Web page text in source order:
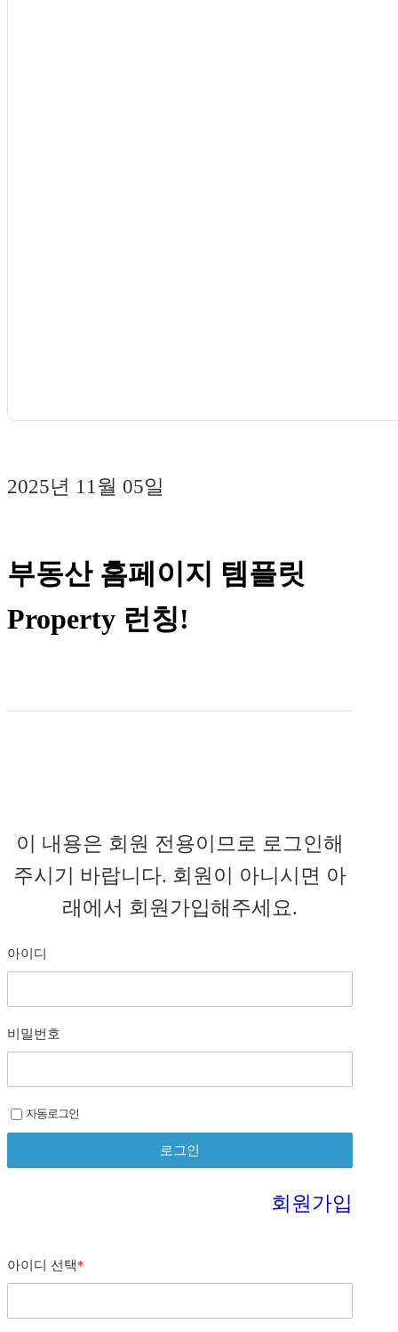
2025년 11월 05일
부동산 홈페이지 템플릿
Property 런칭!
이 내용은 회원 전용이므로 로그인해
주시기 바랍니다. 회원이 아니시면 아
래에서 회원가입해주세요.
아이디
비밀번호
자동로그인
회원가입
아이디 선택*